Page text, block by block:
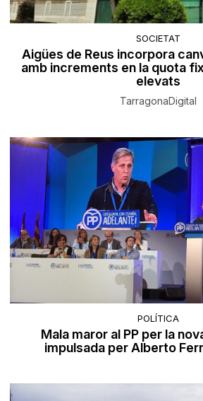
SOCIETAT
Aigües de Reus incorpora
amb increments en la quota
elevats
TarragonaDigital
POLÍTICA
Mala maror al PP per la
impulsada per Alberto